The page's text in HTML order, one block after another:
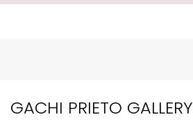
GACHI PRIETO GALLERY